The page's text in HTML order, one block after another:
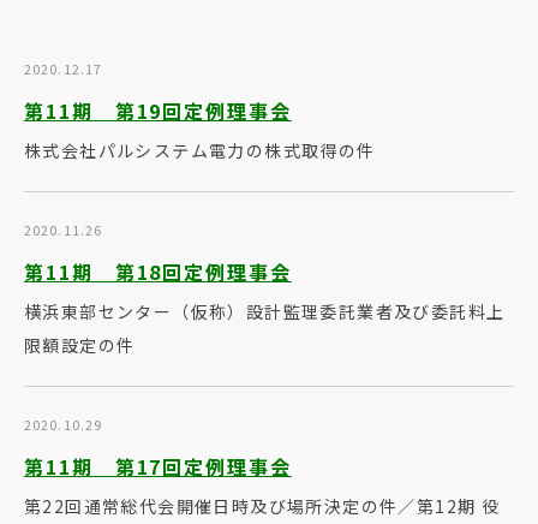
2020.12.17
第11期 第19回定例理事会
株式会社パルシステム電力の株式取得の件
2020.11.26
第11期 第18回定例理事会
横浜東部センター（仮称）設計監理委託業者及び委託料上
限額設定の件
2020.10.29
第11期 第17回定例理事会
第22回通常総代会開催日時及び場所決定の件／第12期 役